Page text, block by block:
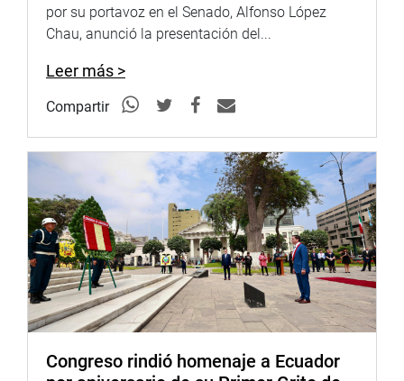
por su portavoz en el Senado, Alfonso López
Chau, anunció la presentación del...
Leer más >
Compartir
Congreso rindió homenaje a Ecuador